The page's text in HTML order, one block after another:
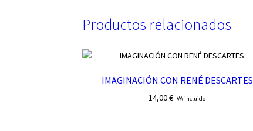
Productos relacionados
IMAGINACIÓN CON RENÉ DESCARTES
14,00€ IVA incluido